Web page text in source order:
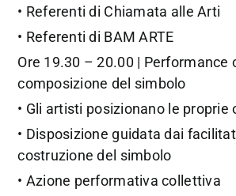
• Referenti di Chiamata alle Arti
• Referenti di BAM ARTE
Ore 19.30 – 20.00 | Performance
composizione del simbolo
• Gli artisti posizionano le proprie
• Disposizione guidata dai
costruzione del simbolo
• Azione performativa collettiva